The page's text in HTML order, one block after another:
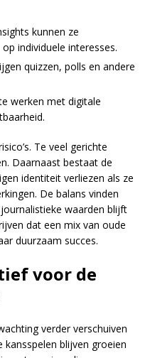
kunnen ze
individuele interesses.
quizzen, polls en andere
werken met digitale
Te veel gerichte
Daarnaast bestaat de
identiteit verliezen als ze
De balans vinden
waarden blijft
dat een mix van oude
duurzaam succes.
voor de
verder verschuiven
blijven groeien